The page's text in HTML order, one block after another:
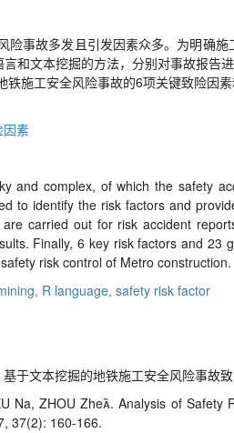
险事故多发且引发因素众多。为明确
和文本挖掘的方法，分别对事故报告
施工安全风险事故的6项关键致险因
因素
and complex, of which the safety
to identify the risk factors and
carried out for risk accident
Finally, 6 key risk factors and
risk control of Metro construction.
R language, safety risk factor
于文本挖掘的地铁施工安全风险事故
Na, ZHOU Zhe. Analysis of
37(2): 160-166.